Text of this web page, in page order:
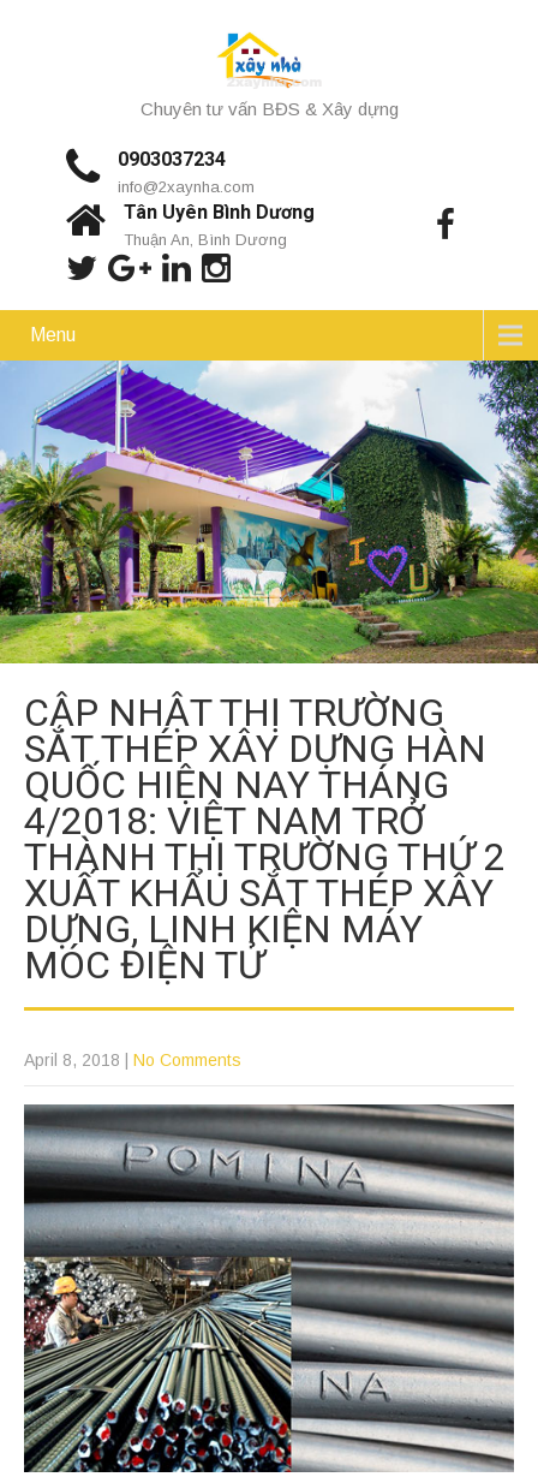
Chuyên tư vấn BĐS & Xây dựng
0903037234
info@2xaynha.com
Tân Uyên Bình Dương
Thuận An, Bình Dương
Menu
CẬP NHẬT THỊ TRƯỜNG
SẮT THÉP XÂY DỰNG HÀN
QUỐC HIỆN NAY THÁNG
4/2018: VIỆT NAM TRỞ
THÀNH THỊ TRƯỜNG THỨ 2
XUẤT KHẨU SẮT THÉP XÂY
DỰNG, LINH KIỆN MÁY
MÓC ĐIỆN TỬ
April 8, 2018 No Comments